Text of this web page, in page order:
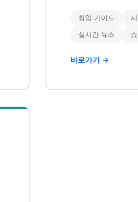
창업 가이드
실시간 뉴스
바로가기 →